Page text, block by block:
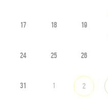
17 18 19
24 25 26
31 1 2